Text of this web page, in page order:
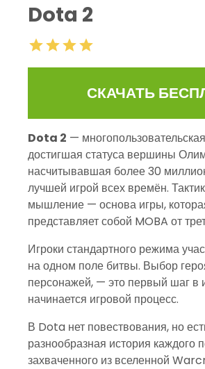
Dota 2
СКАЧАТЬ
Dota 2 —
достигшая статуса вершины
насчитывавшая более 30
лучшей игрой всех времён.
мышление — основа игры,
представляет собой MOBA от
Игроки стандартного режима
на одном поле битвы. Выбор
персонажей, — это первый шаг в
начинается игровой процесс.
В Dota нет повествования, но
разнообразная история каждого
захваченного из вселенной